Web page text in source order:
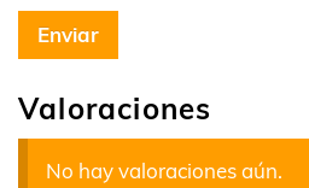
Valoraciones
No hay valoraciones aún.